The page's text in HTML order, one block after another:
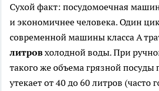
Сухой факт: посудомоечная
и экономичнее человека. Один
современной машины класса А
литровхолодной воды. При
такого же объема грязной посуды
утекает от 40 до 60 литров (часто